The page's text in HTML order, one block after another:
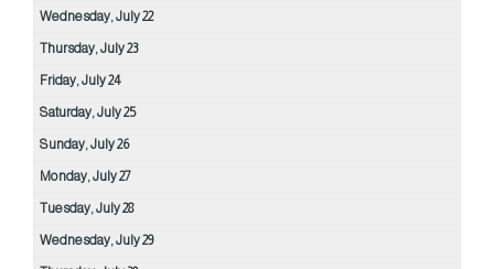
Wednesday,July22
Thursday,July23
Friday,July24
Saturday,July25
Sunday,July26
Monday,July27
Tuesday,July28
Wednesday,July29